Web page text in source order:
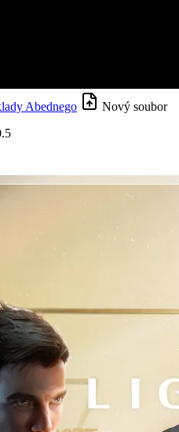
Abednego
Nový soubor